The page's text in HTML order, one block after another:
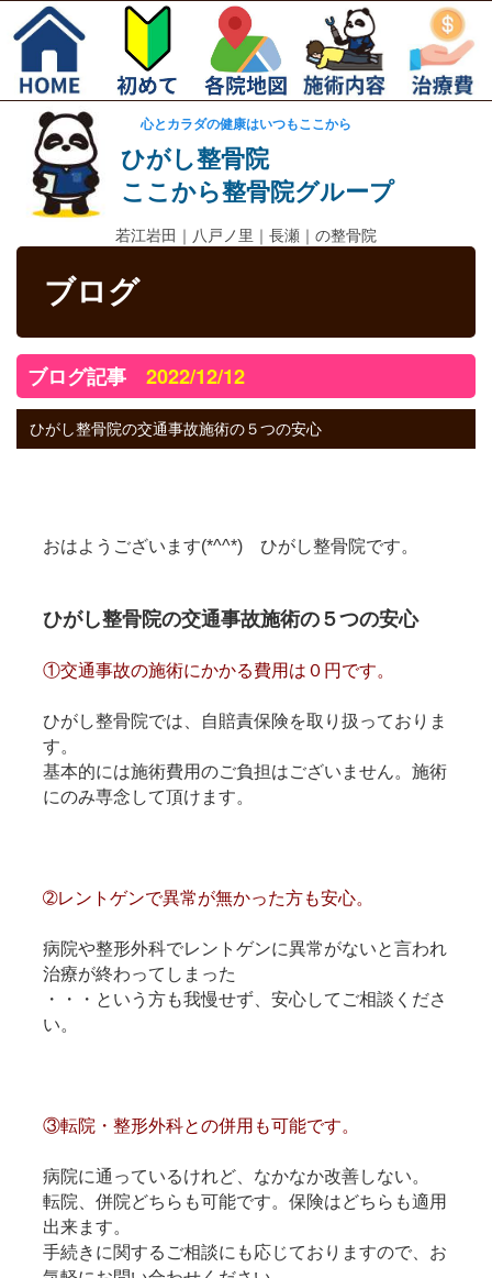
心とカラダの健康はいつもここから
ひがし整骨院
ここから整骨院グループ
若江岩田｜ 八戸ノ里｜長瀬｜の整骨院
ブログ
ブログ記事 2022/12/12
ひがし整骨院の交通事故施術の５つの安心
おはようございます(*^^*) ひがし整骨院です。
ひがし整骨院の交通事故施術の５つの安心
①交通事故の施術にかかる費用は０円です。
ひがし整骨院では、自賠責保険を取り扱っておりま
す。
基本的には施術費用のご負担はございません。施術
にのみ専念して頂けます。
➁レントゲンで異常が無かった方も安心。
病院や整形外科でレントゲンに異常がないと言われ
治療が終わってしまった
・・・という方も我慢せず、安心してご相談くださ
い。
③転院・整形外科との併用も可能です。
病院に通っているけれど、なかなか改善しない。
転院、併院どちらも可能です。保険はどちらも適用
出来ます。
手続きに関するご相談にも応じておりますので、お